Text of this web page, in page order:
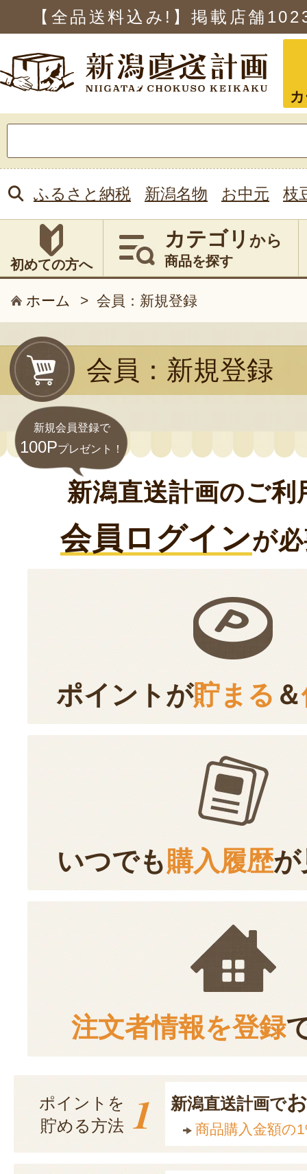
【全品送料込み!】掲載店舗
索:
ふるさと納税 新潟名物 お中元 枝
初めての方へ
カテゴリ から
商品を探す
ホーム > 会員：新規登録
会員：新規登録
新規会員登録で
100Pプレゼント！
新潟直送計画のご利
会員ログインが
ポイントが貯まる ＆
いつでも購入履歴が
注文者情報を登録
ポイントを
貯める方法 1 新潟直送計画で
商品購入金額の